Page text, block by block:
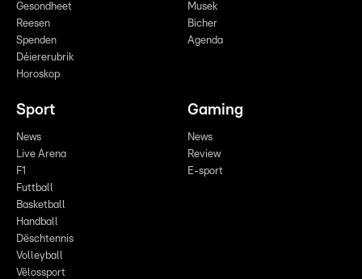
Gesondheet
Reesen
Spenden
Déiererubrik
Horoskop
Musek
Bicher
Agenda
Sport
News
Live Arena
F1
Futtball
Basketball
Handball
Dëschtennis
Volleyball
Vëlossport
Gaming
News
Review
E-sport